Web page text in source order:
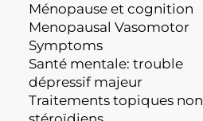
Ménopause et cognition
Menopausal Vasomotor
Symptoms
Santé mentale: trouble
dépressif majeur
Traitements topiques non